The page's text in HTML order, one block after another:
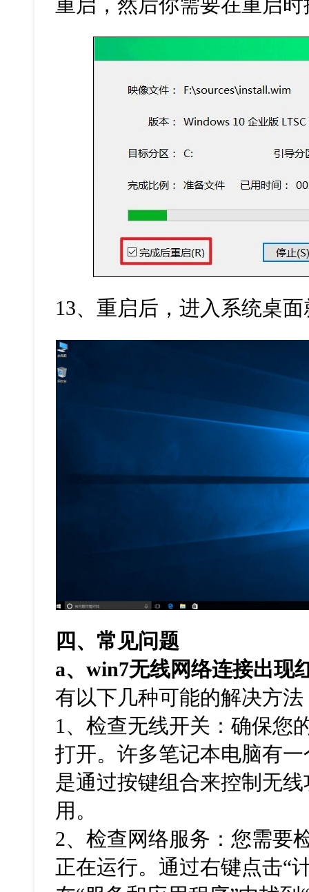
13、重启后，进入系统桌
四、常见问题
a、win7无线网络连接出现
有以下几种可能的解决方法
1、检查无线开关：确保您
打开。许多笔记本电脑有
是通过按键组合来控制无
用。
2、检查网络服务：您需要
正在运行。通过右键点击“